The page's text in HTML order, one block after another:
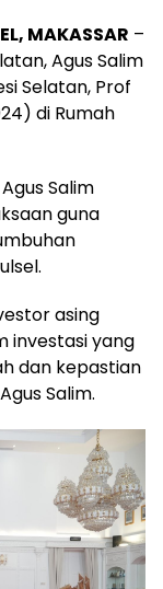
MAKASSAR –
Agus Salim
Selatan, Prof
di Rumah
Salim
guna
asing
investasi yang
dan kepastian
Salim.